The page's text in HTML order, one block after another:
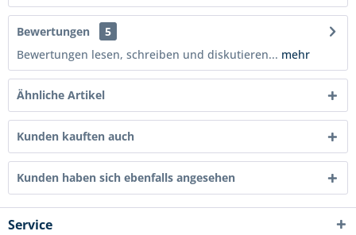
Bewertungen
5
Bewertungen lesen, schreiben und diskutieren... mehr
Ähnliche Artikel
Kunden kauften auch
Kunden haben sich ebenfalls angesehen
Service